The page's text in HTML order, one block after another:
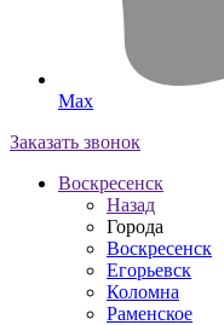
Max
Заказать звонок
Воскресенск
Назад
Города
Воскресенск
Егорьевск
Коломна
Раменское